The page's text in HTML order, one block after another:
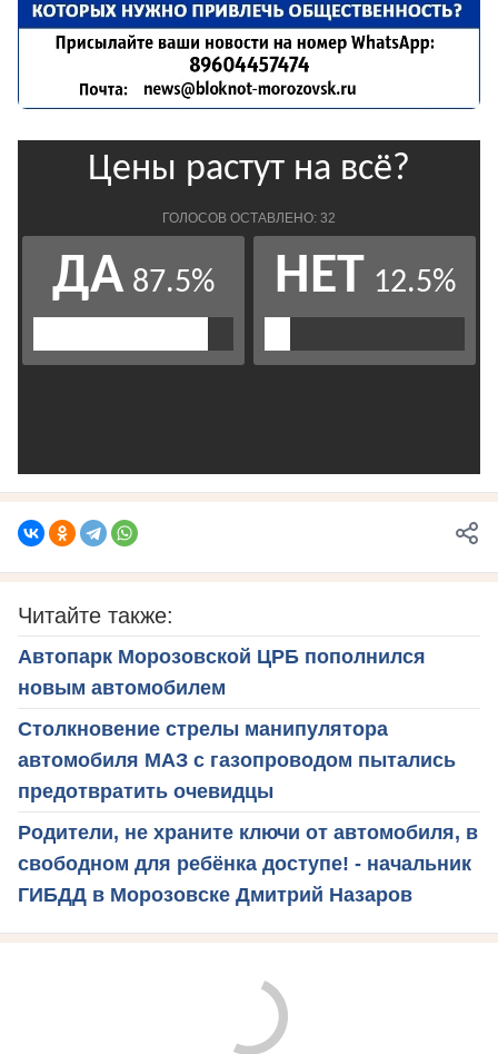
Читайте также:
Автопарк Морозовской ЦРБ пополнился
новым автомобилем
Столкновение стрелы манипулятора
автомобиля МАЗ с газопроводом пытались
предотвратить очевидцы
Родители, не храните ключи от автомобиля, в
свободном для ребёнка доступе! - начальник
ГИБДД в Морозовске Дмитрий Назаров